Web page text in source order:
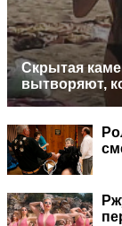
Скрытая
вытворяют,